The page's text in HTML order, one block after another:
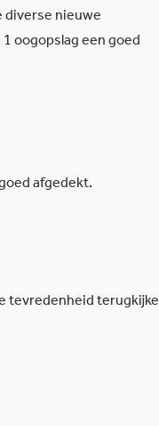
diverse nieuwe
oogopslag een goed
afgedekt.
tevredenheid